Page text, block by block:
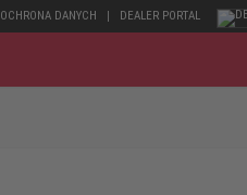
OCHRONA DANYCH DEALER PORTAL